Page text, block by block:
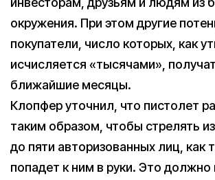
окружения. При этом другие
покупатели, число которых, как
исчисляется «тысячами»,
ближайшие месяцы.
Клопфер уточнил, что пистолет
таким образом, чтобы стрелять
до пяти авторизованных лиц, как
попадет к ним в руки. Это